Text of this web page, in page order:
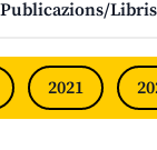
Publicazions/Libris
2021